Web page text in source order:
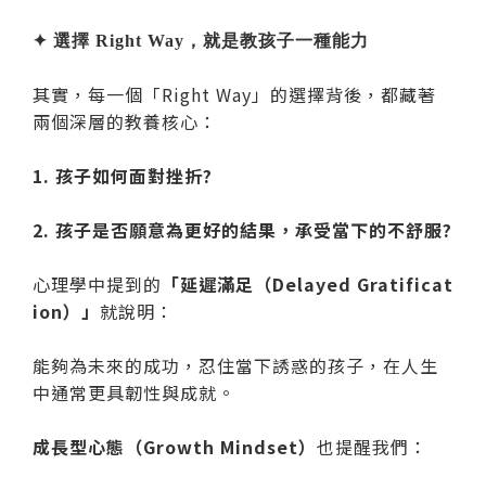
✦ 選擇 Right Way，就是教孩子一種能力
其實，每一個「Right Way」的選擇背後，都藏著
兩個深層的教養核心：
1. 孩子如何面對挫折?
2. 孩子是否願意為更好的結果，承受當下的不舒服?
心理學中提到的 「延遲滿足（Delayed Gratificat
ion）」 就說明：
能夠為未來的成功，忍住當下誘惑的孩子，在人生
中通常更具韌性與成就。
成長型心態（Growth Mindset） 也提醒我們：